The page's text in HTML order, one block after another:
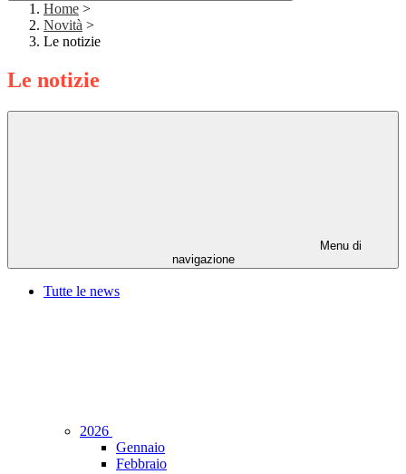
Home >
Novità >
Le notizie
Le notizie
Menu di
navigazione
Tutte le news
2026
Gennaio
Febbraio